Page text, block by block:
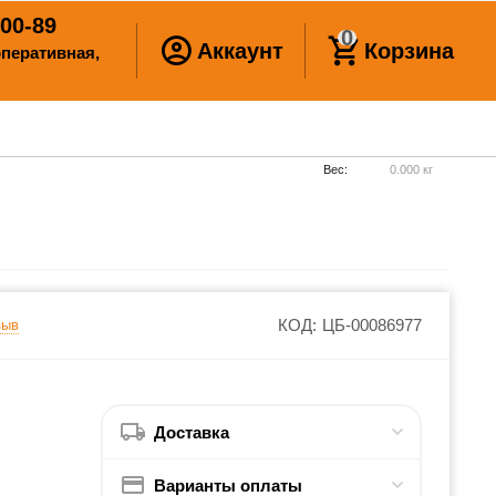
89
Аккаунт
0
Корзина
КОД: ЦБ-00086977
Вес: 0.000 кг
Доставка
Варианты оплаты